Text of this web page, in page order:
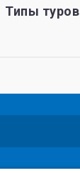
Типы туров